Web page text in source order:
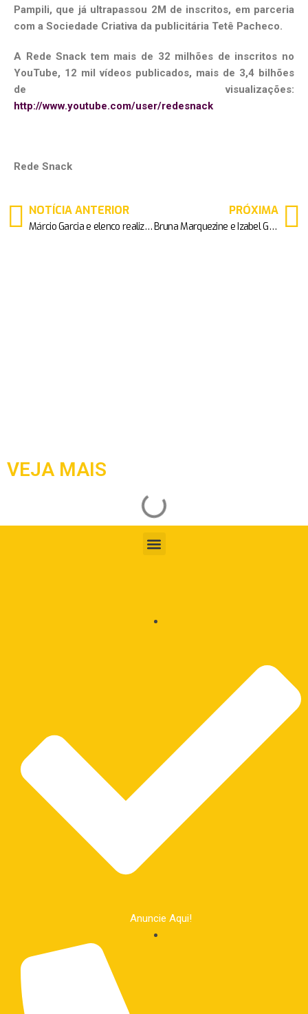
Pampili, que já ultrapassou 2M de inscritos, em parceria
com a Sociedade Criativa da publicitária Tetê Pacheco.
A Rede Snack tem mais de 32 milhões de inscritos no
YouTube, 12 mil vídeos publicados, mais de 3,4 bilhões
de visualizações:
http://www.youtube.com/user/redesnack
Rede Snack
NOTÍCIA ANTERIOR
Márcio Garcia e elenco realizam festa de encerramento das filmagens do longa “Reação em cadeia”
PRÓXIMA
Bruna Marquezine e Izabel Goulart curtem o Halloween JOHN JOHN em LA
VEJA MAIS
Anuncie Aqui!